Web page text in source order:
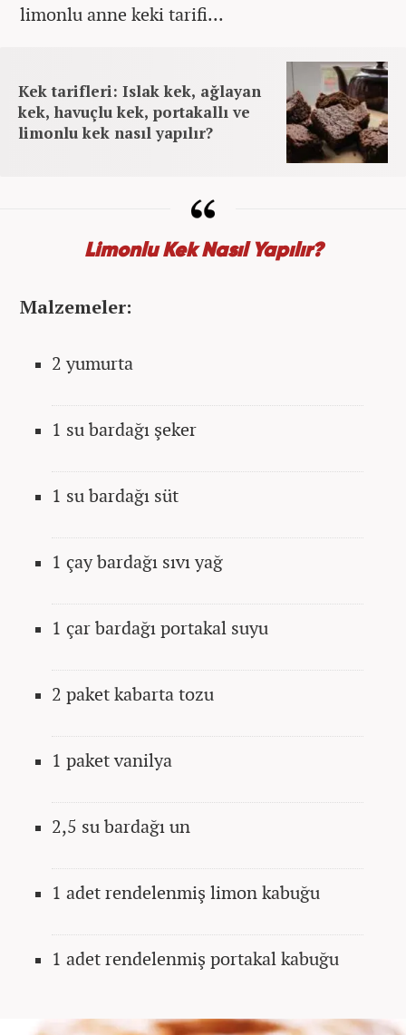
limonlu anne keki tarifi...
Kek tarifleri: Islak kek, ağlayan
kek, havuçlu kek, portakallı ve
limonlu kek nasıl yapılır?
Limonlu Kek Nasıl Yapılır?
Malzemeler:
2 yumurta
1 su bardağı şeker
1 su bardağı süt
1 çay bardağı sıvı yağ
1 çar bardağı portakal suyu
2 paket kabarta tozu
1 paket vanilya
2,5 su bardağı un
1 adet rendelenmiş limon kabuğu
1 adet rendelenmiş portakal kabuğu